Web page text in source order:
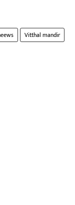
Vitthal mandir